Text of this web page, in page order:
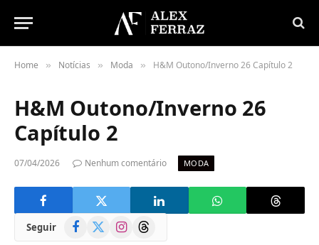
Home » Notícias » Moda » H&M Outono/Inverno 26 Capítulo 2
H&M Outono/Inverno 26
Capítulo 2
07/04/2026 Nenhum comentário MODA
Seguir Facebook
(Twitter)
InstagramThreads